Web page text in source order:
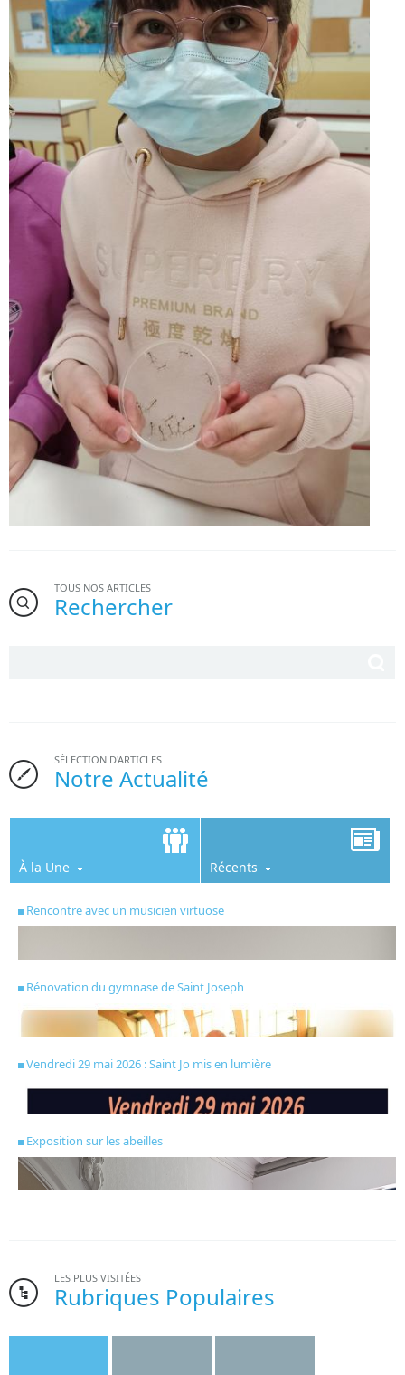
TOUS NOS ARTICLES
Rechercher
SÉLECTION D'ARTICLES
Notre Actualité
À la Une Récents
Rencontre avec un musicien virtuose
Rénovation du gymnase de Saint Joseph
Vendredi 29 mai 2026 : Saint Jo mis en lumière
Exposition sur les abeilles
LES PLUS VISITÉES
Rubriques Populaires